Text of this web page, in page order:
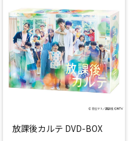
放課後カルテ DVD-BOX